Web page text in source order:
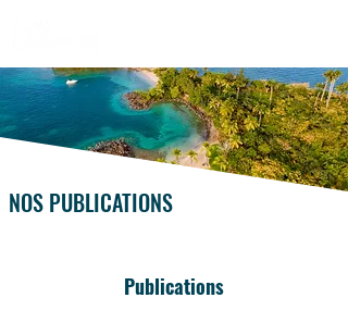
NOS PUBLICATIONS
Publications